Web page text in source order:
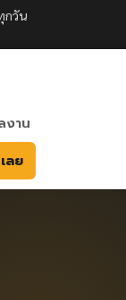
กวัน
งาน
ลย